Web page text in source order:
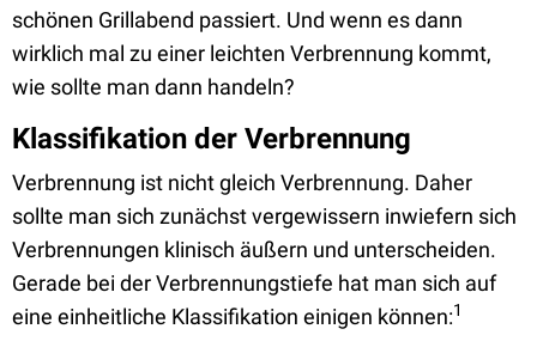
schönen Grillabend passiert. Und wenn es dann
wirklich mal zu einer leichten Verbrennung kommt,
wie sollte man dann handeln?
Klassifikation der Verbrennung
Verbrennung ist nicht gleich Verbrennung. Daher
sollte man sich zunächst vergewissern inwiefern sich
Verbrennungen klinisch äußern und unterscheiden.
Gerade bei der Verbrennungstiefe hat man sich auf
eine einheitliche Klassifikation einigen können:1